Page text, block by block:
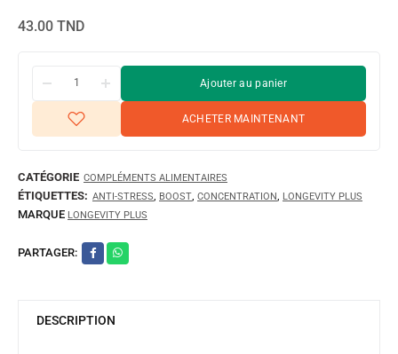
43.00 TND
Ajouter au panier
ACHETER MAINTENANT
CATÉGORIE COMPLÉMENTS ALIMENTAIRES
ÉTIQUETTES: ANTI-STRESS BOOST CONCENTRATION LONGEVITY PLUS
MARQUE LONGEVITY PLUS
PARTAGER:
DESCRIPTION